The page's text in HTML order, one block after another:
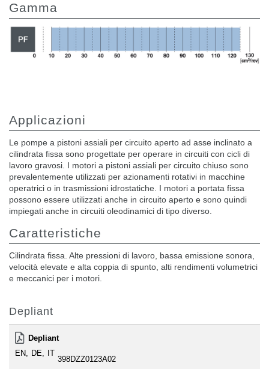
Gamma
Applicazioni
Le pompe a pistoni assiali per circuito aperto ad asse inclinato a
cilindrata fissa sono progettate per operare in circuiti con cicli di
lavoro gravosi. I motori a pistoni assiali per circuito chiuso sono
prevalentemente utilizzati per azionamenti rotativi in macchine
operatrici o in trasmissioni idrostatiche. I motori a portata fissa
possono essere utilizzati anche in circuito aperto e sono quindi
impiegati anche in circuiti oleodinamici di tipo diverso.
Caratteristiche
Cilindrata fissa. Alte pressioni di lavoro, bassa emissione sonora,
velocità elevate e alta coppia di spunto, alti rendimenti volumetrici
e meccanici per i motori.
Depliant
Depliant
EN
DE IT
398DZZ0123A02